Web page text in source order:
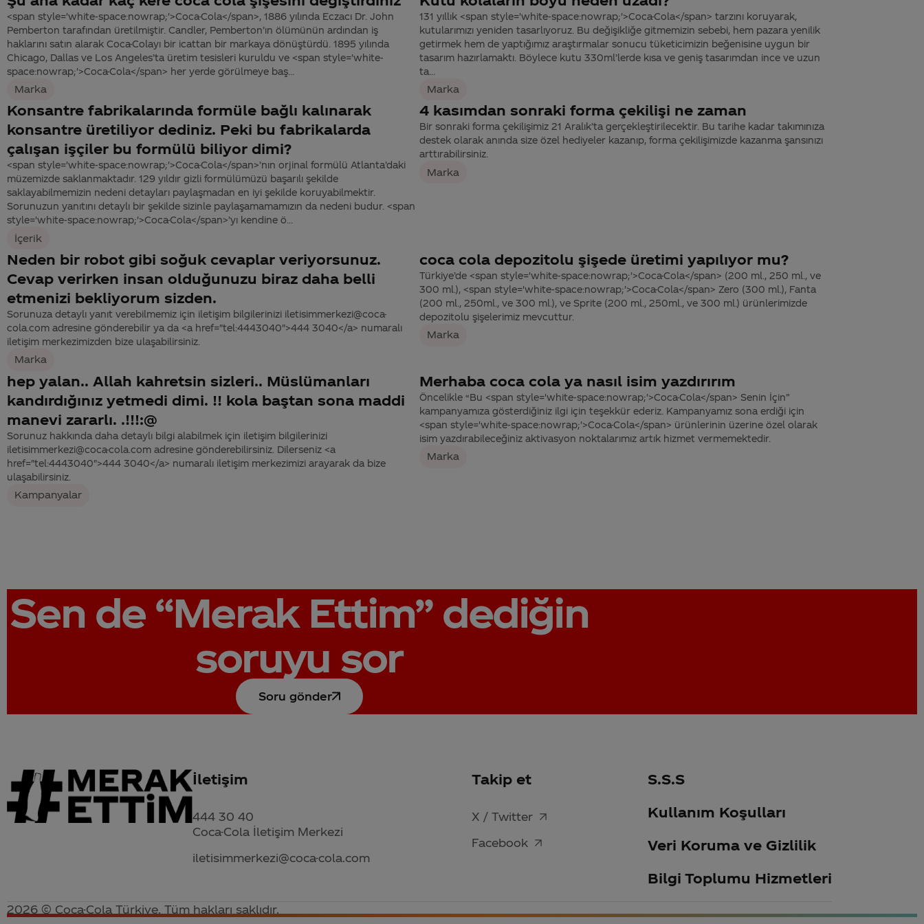
<span style='white-space:nowrap;'>Coca-Cola</span>, 1886 yılında Eczacı Dr. John
Pemberton tarafından üretilmiştir. Candler, Pemberton’ın ölümünün ardından iş
haklarını satın alarak Coca-Colayı bir icattan bir markaya dönüştürdü. 1895 yılında
Chicago, Dallas ve Los Angeles’ta üretim tesisleri kuruldu ve <span style='white-
space:nowrap;'>Coca-Cola</span> her yerde görülmeye baş...
Marka
131 yıllık <span style='white-space:nowrap;'>Coca-Cola</span> tarzını koruyarak,
kutularımızı yeniden tasarlıyoruz. Bu değişikliğe gitmemizin sebebi, hem pazara yenilik
getirmek hem de yaptığımız araştırmalar sonucu tüketicimizin beğenisine uygun bir
tasarım hazırlamaktı. Böylece kutu 330ml’lerde kısa ve geniş tasarımdan ince ve uzun
ta...
Marka
Konsantre fabrikalarında formüle bağlı kalınarak
konsantre üretiliyor dediniz. Peki bu fabrikalarda
çalışan işçiler bu formülü biliyor dimi?
<span style='white-space:nowrap;'>Coca-Cola</span>’nın orjinal formülü Atlanta’daki
müzemizde saklanmaktadır. 129 yıldır gizli formülümüzü başarılı şekilde
saklayabilmemizin nedeni detayları paylaşmadan en iyi şekilde koruyabilmektir.
Sorunuzun yanıtını detaylı bir şekilde sizinle paylaşamamamızın da nedeni budur. <span
style='white-space:nowrap;'>Coca-Cola</span>’yı kendine ö...
İçerik
4 kasımdan sonraki forma çekilişi ne zaman
Bir sonraki forma çekilişimiz 21 Aralık’ta gerçekleştirilecektir. Bu tarihe kadar takımınıza
destek olarak anında size özel hediyeler kazanıp, forma çekilişimizde kazanma şansınızı
arttırabilirsiniz.
Marka
Neden bir robot gibi soğuk cevaplar veriyorsunuz.
Cevap verirken insan olduğunuzu biraz daha belli
etmenizi bekliyorum sizden.
Sorunuza detaylı yanıt verebilmemiz için iletişim bilgilerinizi iletisimmerkezi@coca-
cola.com adresine gönderebilir ya da <a href="tel:4443040">444 3040</a> numaralı
iletişim merkezimizden bize ulaşabilirsiniz.
Marka
coca cola depozitolu şişede üretimi yapılıyor mu?
Türkiye’de <span style='white-space:nowrap;'>Coca-Cola</span> (200 ml., 250 ml., ve
300 ml.), <span style='white-space:nowrap;'>Coca-Cola</span> Zero (300 ml.), Fanta
(200 ml., 250ml., ve 300 ml.), ve Sprite (200 ml., 250ml., ve 300 ml.) ürünlerimizde
depozitolu şişelerimiz mevcuttur.
Marka
hep yalan.. Allah kahretsin sizleri.. Müslümanları
kandırdığınız yetmedi dimi. !! kola baştan sona maddi
manevi zararlı. .!!!:@
Sorunuz hakkında daha detaylı bilgi alabilmek için iletişim bilgilerinizi
iletisimmerkezi@coca-cola.com adresine gönderebilirsiniz. Dilerseniz <a
href="tel:4443040">444 3040</a> numaralı iletişim merkezimizi arayarak da bize
ulaşabilirsiniz.
Kampanyalar
Merhaba coca cola ya nasıl isim yazdırırım
Öncelikle “Bu <span style='white-space:nowrap;'>Coca-Cola</span> Senin İçin”
kampanyamıza gösterdiğiniz ilgi için teşekkür ederiz. Kampanyamız sona erdiği için
<span style='white-space:nowrap;'>Coca-Cola</span> ürünlerinin üzerine özel olarak
isim yazdırabileceğiniz aktivasyon noktalarımız artık hizmet vermemektedir.
Marka
Sen de “Merak Ettim”dediğin
soruyu sor
Soru gönder
İletişim
444 30 40
Coca-Cola İletişim Merkezi
iletisimmerkezi@coca-cola.com
Takip et
X / Twitter
Facebook
S.S.S
Kullanım Koşulları
Veri Koruma ve Gizlilik
Bilgi Toplumu Hizmetleri
2026 © Coca-Cola Türkiye. Tüm hakları saklıdır.